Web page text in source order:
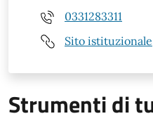
0331283311
Sito istituzionale
Strumenti di